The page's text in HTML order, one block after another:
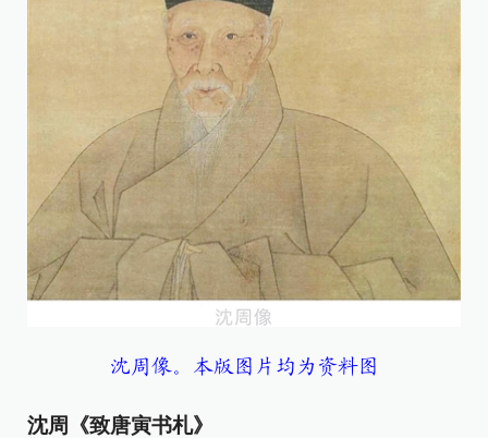
沈周像。本版图片均为资料图
沈周《致唐寅书札》